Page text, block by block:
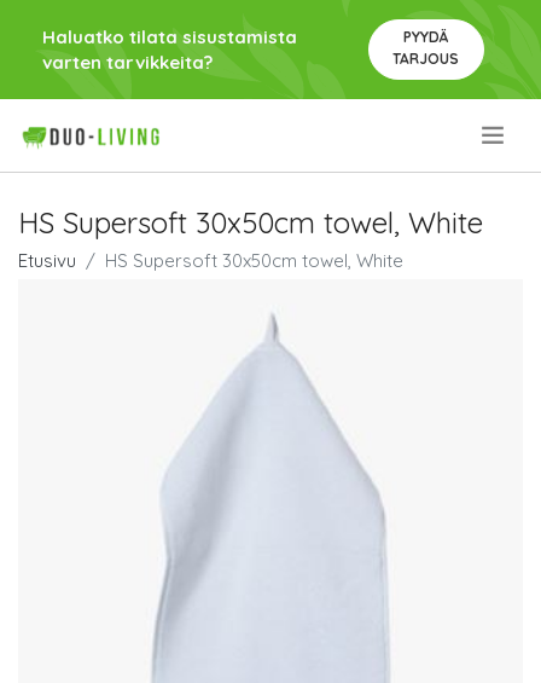
Haluatko tilata sisustamista
varten tarvikkeita?
PYYDÄ
TARJOUS
HS Supersoft 30x50cm towel, White
Etusivu HS Supersoft 30x50cm towel, White